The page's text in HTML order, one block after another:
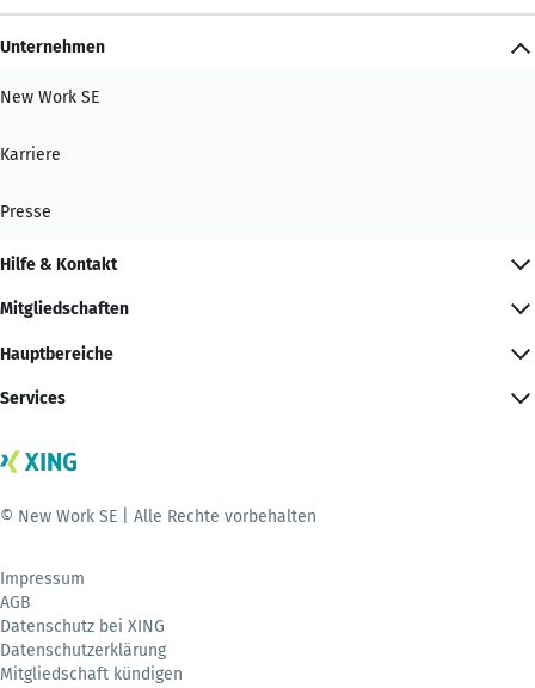
Unternehmen
New Work SE
Karriere
Presse
Hilfe & Kontakt
Mitgliedschaften
Hauptbereiche
Services
© New Work SE | Alle Rechte vorbehalten
Impressum
AGB
Datenschutz bei XING
Datenschutzerklärung
Mitgliedschaft kündigen